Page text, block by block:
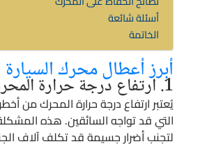
أسئلة شائعة
الخاتمة
أبرز أعطال محرك السيارة
1. ارتفاع درجة حرارة المحرك
يُعتبر ارتفاع درجة حرارة المحرك من
التي قد تواجه السائقين. هذه
لتجنب أضرار جسيمة قد تكلف آلاف